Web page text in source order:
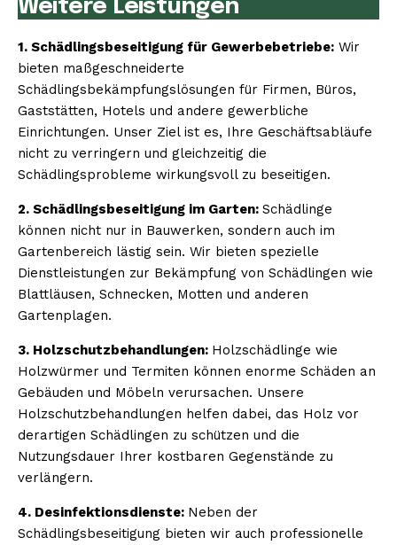
Weitere Leistungen
1. Schädlingsbeseitigung für Gewerbebetriebe: Wir
bieten maßgeschneiderte
Schädlingsbekämpfungslösungen für Firmen, Büros,
Gaststätten, Hotels und andere gewerbliche
Einrichtungen. Unser Ziel ist es, Ihre Geschäftsabläufe
nicht zu verringern und gleichzeitig die
Schädlingsprobleme wirkungsvoll zu beseitigen.
2. Schädlingsbeseitigung im Garten: Schädlinge
können nicht nur in Bauwerken, sondern auch im
Gartenbereich lästig sein. Wir bieten spezielle
Dienstleistungen zur Bekämpfung von Schädlingen wie
Blattläusen, Schnecken, Motten und anderen
Gartenplagen.
3. Holzschutzbehandlungen: Holzschädlinge wie
Holzwürmer und Termiten können enorme Schäden an
Gebäuden und Möbeln verursachen. Unsere
Holzschutzbehandlungen helfen dabei, das Holz vor
derartigen Schädlingen zu schützen und die
Nutzungsdauer Ihrer kostbaren Gegenstände zu
verlängern.
4. Desinfektionsdienste: Neben der
Schädlingsbeseitigung bieten wir auch professionelle